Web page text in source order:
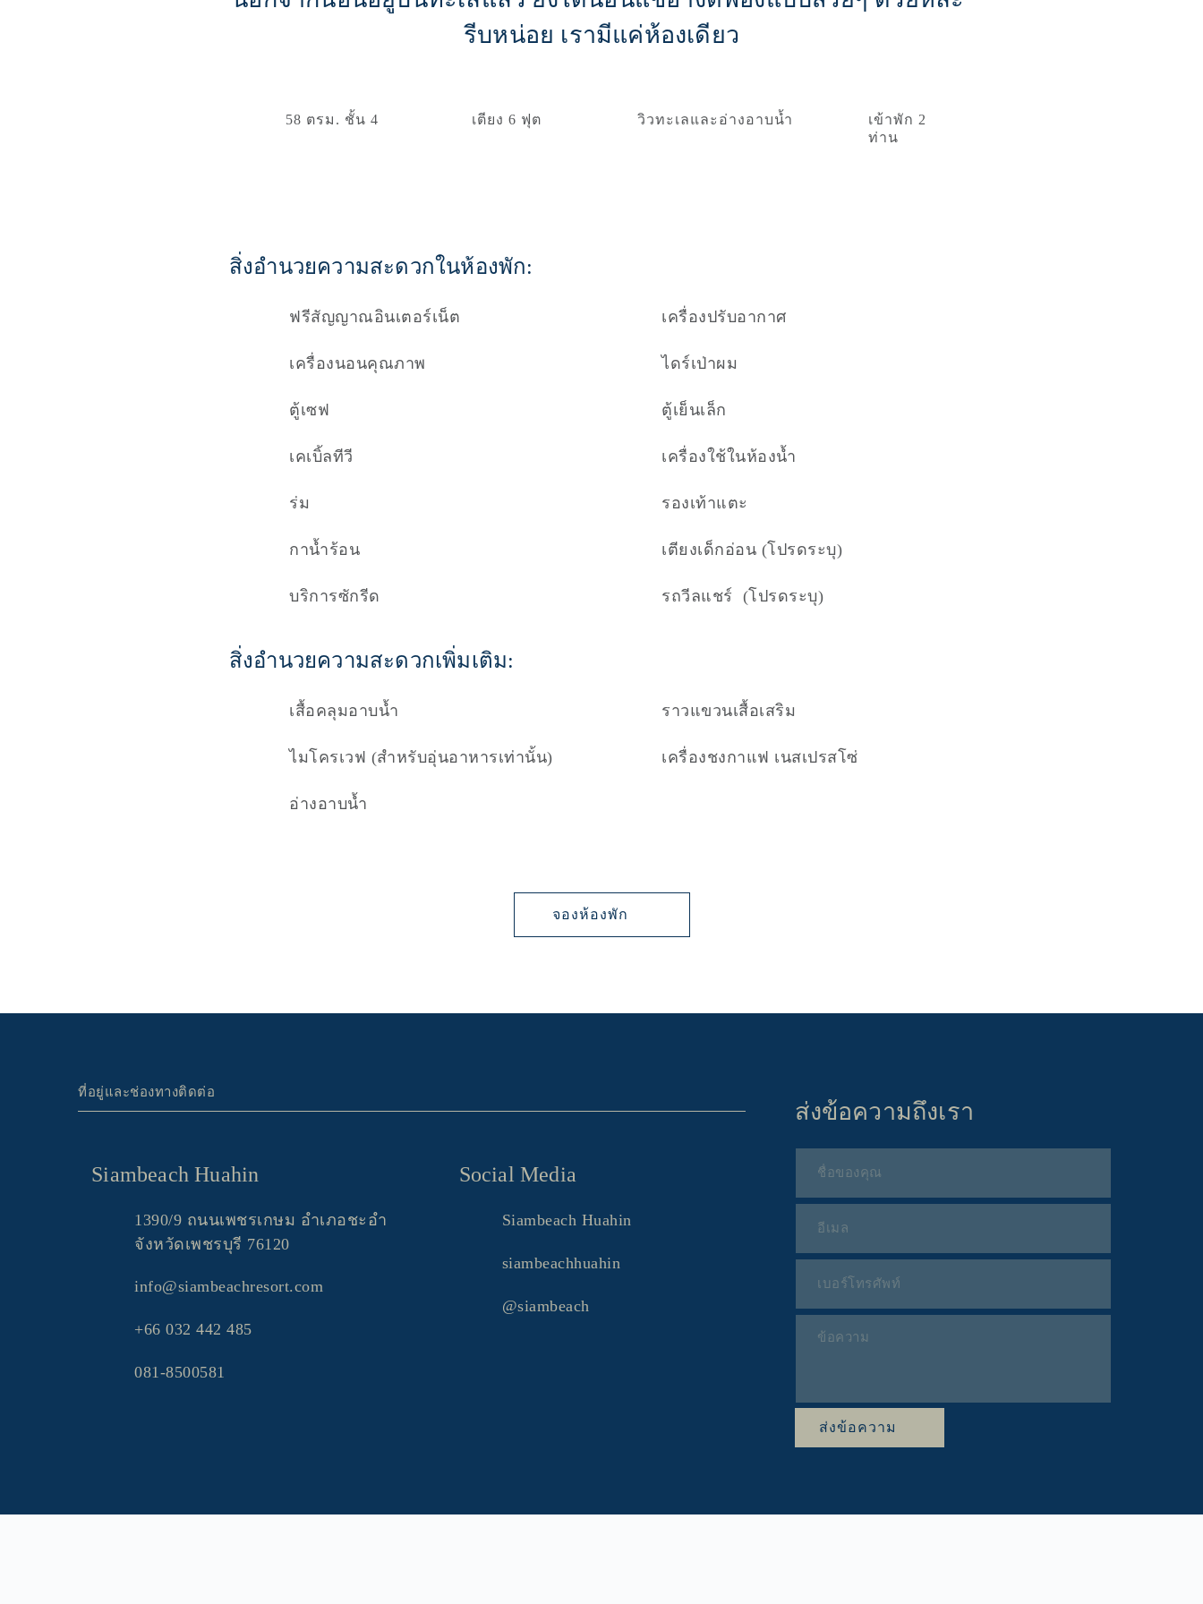
รีบหน่อย เรามีแค่ห้องเดียว
58 ตรม. ชั้น 4 เตียง 6 ฟุต วิวทะเลและอ่างอาบน้ำ
เข้าพัก 2
ท่าน
สิ่งอำนวยความสะดวกในห้องพัก:
ฟรีสัญญาณอินเตอร์เน็ต
เครื่องนอนคุณภาพ
ตู้เซฟ
เคเบิ้ลทีวี
ร่ม
กาน้ำร้อน
บริการซักรีด
เครื่องปรับอากาศ
ไดร์เป่าผม
ตู้เย็นเล็ก
เครื่องใช้ในห้องน้ำ
รองเท้าแตะ
เตียงเด็กอ่อน (โปรดระบุ)
รถวีลแชร์  (โปรดระบุ)
สิ่งอำนวยความสะดวกเพิ่มเติม:
เสื้อคลุมอาบน้ำ
ไมโครเวฟ (สำหรับอุ่นอาหารเท่านั้น)
อ่างอาบน้ำ
ราวแขวนเสื้อเสริม
เครื่องชงกาแฟ เนสเปรสโซ่
จองห้องพัก
ที่อยู่และช่องทางติดต่อ
Siambeach Huahin
1390/9 ถนนเพชรเกษม อำเภอชะอำ
จังหวัดเพชรบุรี 76120
info@siambeachresort.com
+66 032 442 485
081-8500581
Social Media
Siambeach Huahin
siambeachhuahin
@siambeach
ส่งข้อความถึงเรา
ส่งข้อความ